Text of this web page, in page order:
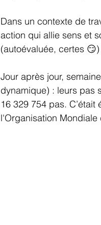
Dans un contexte de
action qui allie sens et
(autoévaluée, certes 😏)
Jour après jour,
dynamique) : leurs pas
16 329 754 pas.
l'Organisation Mondiale